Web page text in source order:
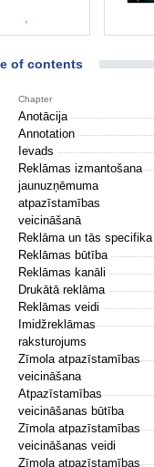
of contents
Chapter
Anotācija
Annotation
Ievads
Reklāmas izmantošana
jaunuzņēmuma
atpazīstamības
veicināšanā
Reklāma un tās specifika
Reklāmas būtība
Reklāmas kanāli
Drukātā reklāma
Reklāmas veidi
Imidžreklāmas
raksturojums
Zīmola atpazīstamības
veicināšana
Atpazīstamības
veicināšanas būtība
Zīmola atpazīstamības
veicināšanas veidi
Zīmola atpazīstamības